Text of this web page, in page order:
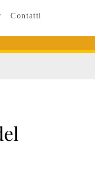
Contatti